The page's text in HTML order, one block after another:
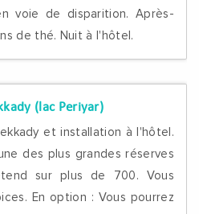
voie de disparition. Après-
de thé. Nuit à l'hôtel.
(lac Periyar)
et installation à l'hôtel.
des plus grandes réserves
sur plus de 700. Vous
En option : Vous pourrez